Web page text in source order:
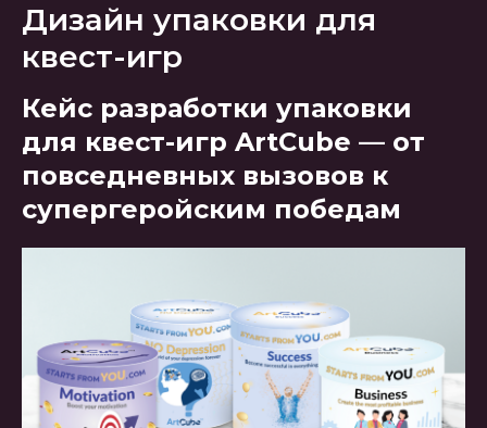
Дизайн упаковки для
квест-игр
Кейс разработки упаковки
для квест-игр ArtCube — от
повседневных вызовов к
супергеройским победам